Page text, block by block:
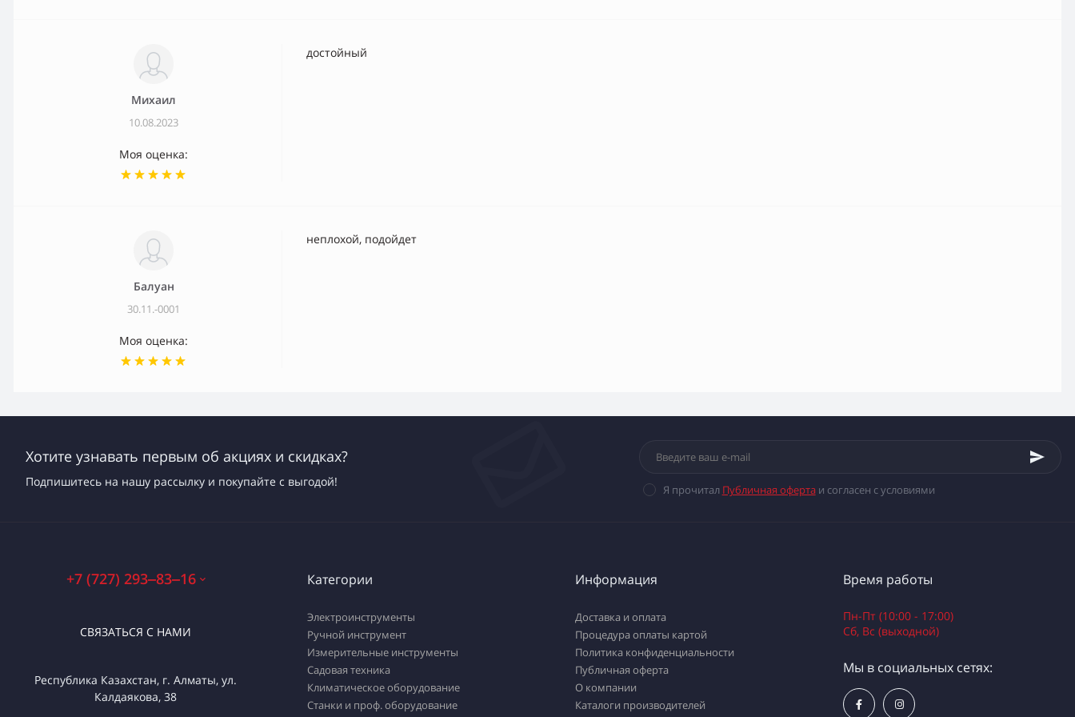
Михаил
10.08.2023
Моя оценка:
достойный
Балуан
30.11.-0001
Моя оценка:
неплохой, подойдет
Хотите узнавать первым об акциях и скидках?
Подпишитесь на нашу рассылку и покупайте с выгодой!
Я прочитал Публичная офертаи согласен с условиями
+7 (727) 293‒83‒16
СВЯЗАТЬСЯ С НАМИ
Республика Казахстан, г. Алматы, ул.
Калдаякова, 38
Категории
Электроинструменты
Ручной инструмент
Измерительные инструменты
Садовая техника
Климатическое оборудование
Станки и проф. оборудование
Информация
Доставка и оплата
Процедура оплаты картой
Политика конфиденциальности
Публичная оферта
О компании
Каталоги производителей
Время работы
Пн-Пт (10:00 - 17:00)
Сб, Вс (выходной)
Мы в социальных сетях: